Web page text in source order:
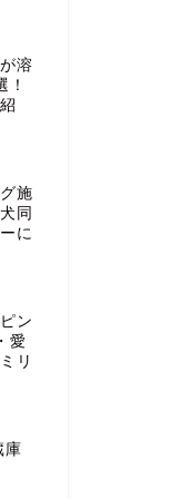
溶
！
施
同
に
ン
愛
リ
庫